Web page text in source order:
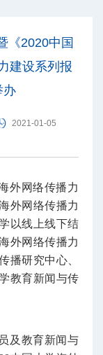
《2020中国
建设系列报
办
2021-01-05
外网络传播力
外网络传播力
以线上线下结
外网络传播力
播研究中心、
教育新闻与传
及教育新闻与